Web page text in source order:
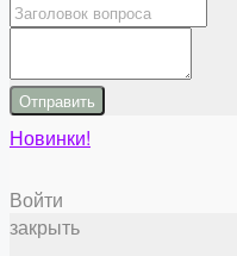
Отправить
Новинки!
Войти
закрыть